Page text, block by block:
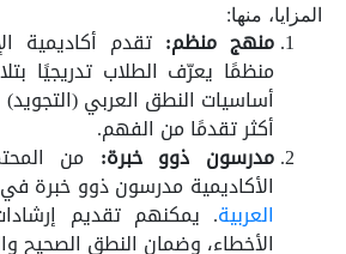
المزايا، منها:
منهج منظم: تقدم أكاديمية
منظمًا يعرّف الطلاب تدريجيًا
أساسيات النطق العربي
أكثر تقدمًا من الفهم.
مدرسون ذوو خبرة: من
الأكاديمية مدرسون ذوو خبرة
العربية. يمكنهم تقديم
الأخطاء، وضمان النطق الصحيح